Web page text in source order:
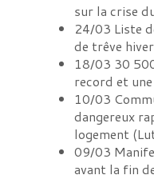
sur la crise
24/03 Liste
de trêve
18/03 30
record et
10/03
dangereux
logement (
09/03
avant la fin